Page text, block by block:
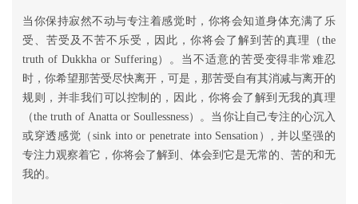
当你保持寂然不动与专注着感觉时，你将会知道身体充满了乐
受、苦受及不苦不乐受，因此，你将会了解到苦的真理（the
truth of Dukkha or Suffering）。当不适意的苦受变得非常难忍
时，你希望那苦受尽快离开，可是，那苦受自有其消减与离开的
规则，并非我们可以控制的，因此，你将会了解到无我的真理
（the truth of Anatta or Soullessness）。当你让自己专注的心沉入
或穿透感觉（sink into or penetrate into Sensation）, 并以坚强的
专注力观察着它，你将会了解到、体会到它是无常的、苦的和无
我的。